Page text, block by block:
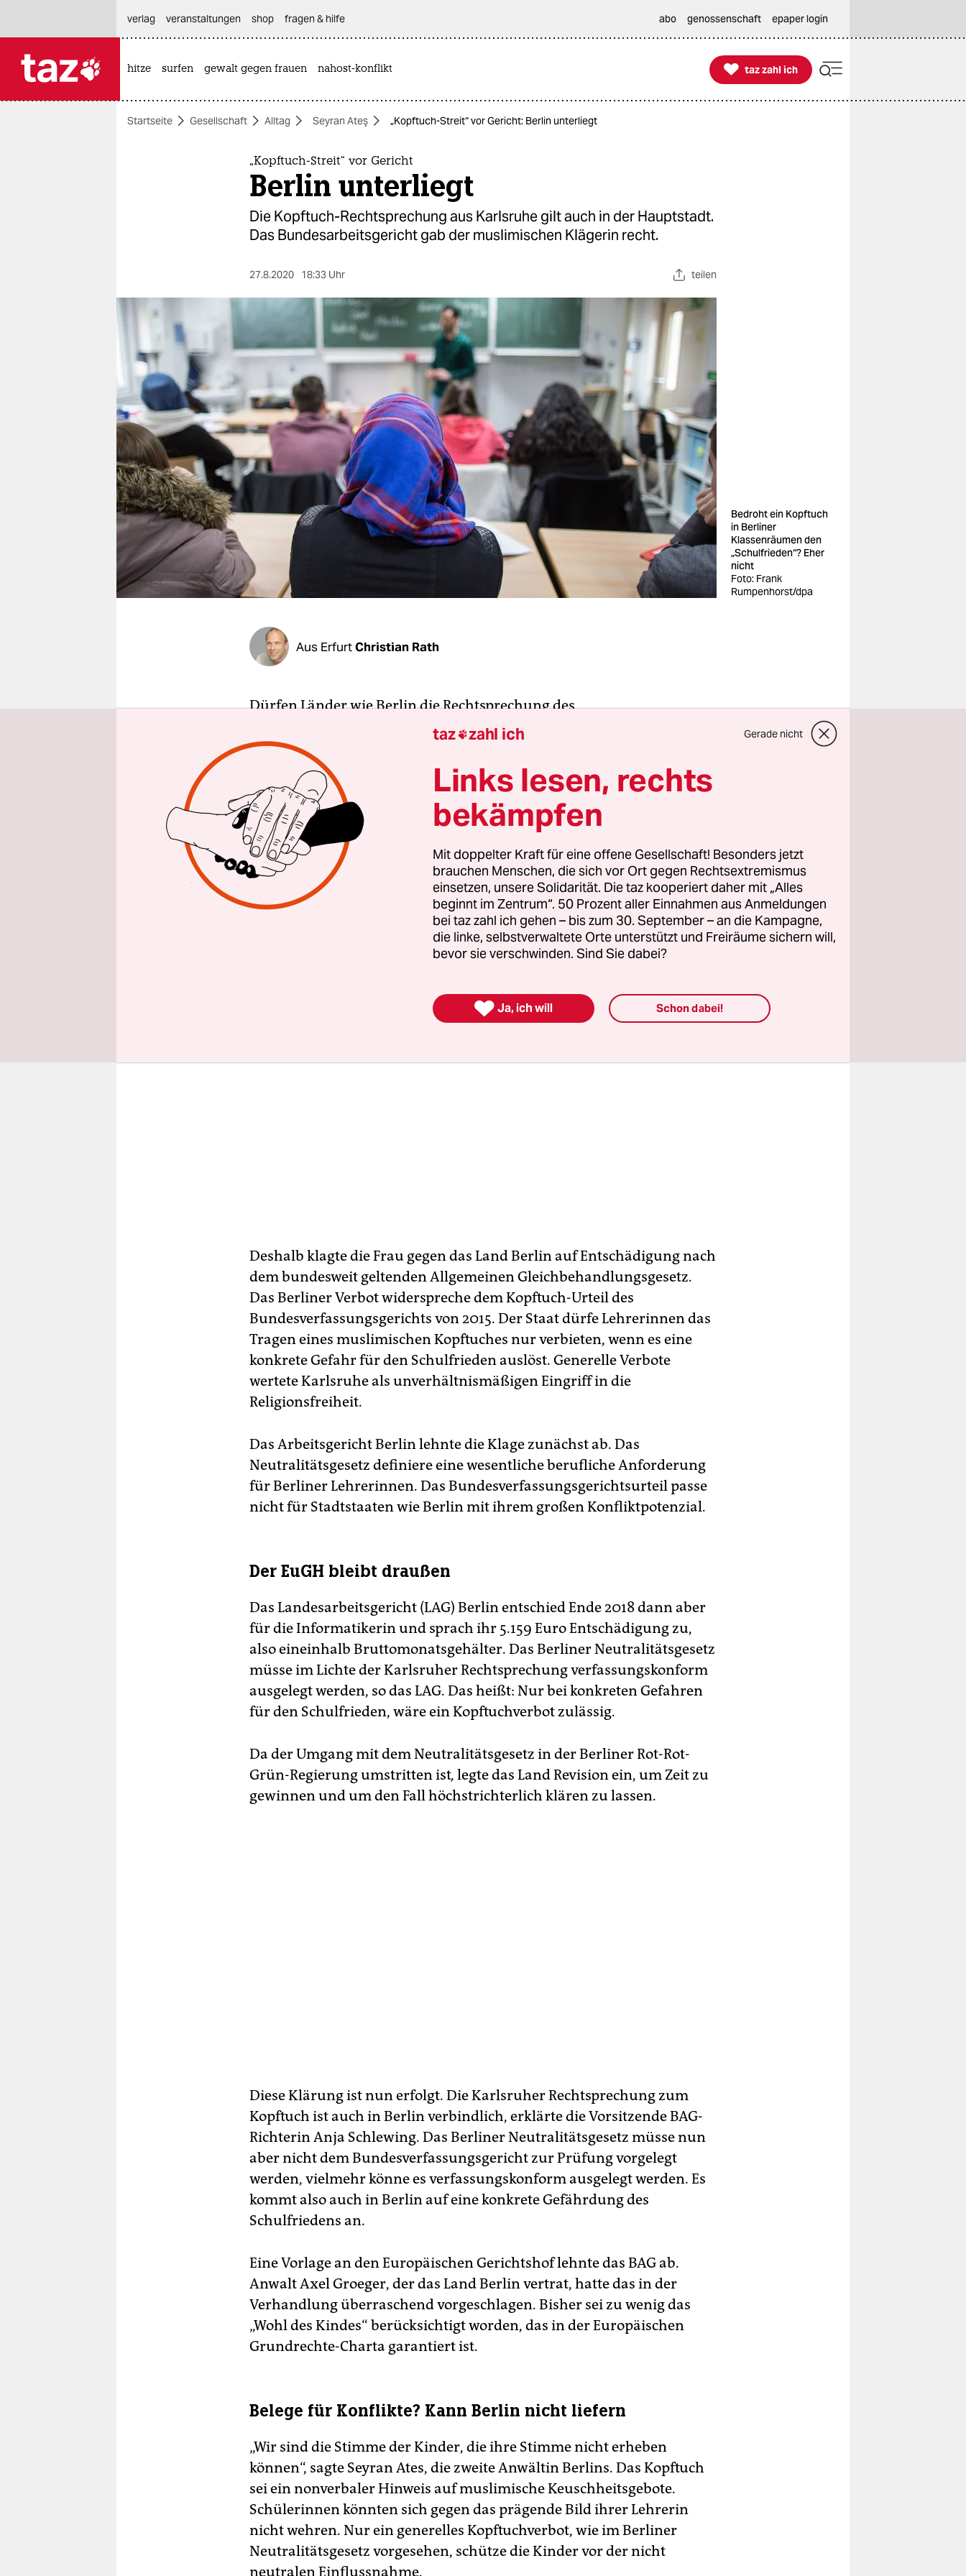
themen
berlin
nord
wahrheit
verlag
verlag
veranstaltungen
shop
fragen & hilfe
unterstützen
abo
verlag
veranstaltungen shop fragen & hilfe abo genossenschaft epaper login
hitze surfen gewalt gegen frauen nahost-konflikt 
taz zahl ich
taz zahl ich
Startseite Gesellschaft Alltag Seyran Ateş „Kopftuch-Streit“ vor Gericht: Berlin unterliegt
„Kopftuch-Streit“ vor Gericht
Berlin unterliegt
Die Kopftuch-Rechtsprechung aus Karlsruhe gilt auch in der Hauptstadt.
Das Bundesarbeitsgericht gab der muslimischen Klägerin recht.
27.8.2020 18:33 Uhr teilen
Bedroht ein Kopftuch
in Berliner
Klassenräumen den
„Schulfrieden“? Eher
nicht
Foto: Frank
Rumpenhorst/dpa
Aus ErfurtChristian Rath
Dürfen Länder wie Berlin die Rechtsprechung des
Bundesverfassungsgerichts zum Kopftuch ignorieren? Nein, entschied
jetzt das Bundesarbeitsgericht in Erfurt. Der Berliner Senat muss jetzt
seinen Widerstand aufgeben.
Im konkreten Fall hatte sich eine muslimische Informatikerin 2017 in
Berlin für eine Stelle als Lehrerin beworben. Zum
Vorstellungsgespräch erschien sie mit Kopftuch. Im Hinausgehen wies
ein Behördenvertreter auf dasBerliner Neutralitätsgesetz hin, das das
Tragen religiöser Symbole und Kleidungstücke im Schuldienst
verbiete. Sie müsse das Kopftuch im Unterricht dann ablegen, so der
Beamte. Die Informatikerin sagte, dazu sei sie nicht bereit und wurde
Deshalb klagte die Frau gegen das Land Berlin auf Entschädigung nach
dem bundesweit geltenden Allgemeinen Gleichbehandlungsgesetz.
Das Berliner Verbot widerspreche dem Kopftuch-Urteil des
Bundesverfassungsgerichts von 2015. Der Staat dürfe Lehrerinnen das
Tragen eines muslimischen Kopftuches nur verbieten, wenn es eine
konkrete Gefahr für den Schulfrieden auslöst. Generelle Verbote
wertete Karlsruhe als unverhältnismäßigen Eingriff in die
Religionsfreiheit.
Das Arbeitsgericht Berlin lehnte die Klage zunächst ab. Das
Neutralitätsgesetz definiere eine wesentliche berufliche Anforderung
für Berliner Lehrerinnen. Das Bundesverfassungsgerichtsurteil passe
nicht für Stadtstaaten wie Berlin mit ihrem großen Konfliktpotenzial.
Der EuGH bleibt draußen
Das Landesarbeitsgericht (LAG) Berlin entschied Ende 2018 dann aber
für die Informatikerin und sprach ihr 5.159 Euro Entschädigung zu,
also eineinhalb Bruttomonatsgehälter. Das Berliner Neutralitätsgesetz
müsse im Lichte der Karlsruher Rechtsprechung verfassungskonform
ausgelegt werden, so das LAG. Das heißt: Nur bei konkreten Gefahren
für den Schulfrieden, wäre ein Kopftuchverbot zulässig.
Da der Umgang mit dem Neutralitätsgesetz in der Berliner Rot-Rot-
Grün-Regierung umstritten ist, legte das Land Revision ein, um Zeit zu
gewinnen und um den Fall höchstrichterlich klären zu lassen.
Diese Klärung ist nun erfolgt. Die Karlsruher Rechtsprechung zum
Kopftuch ist auch in Berlin verbindlich, erklärte die Vorsitzende BAG-
Richterin Anja Schlewing. Das Berliner Neutralitätsgesetz müsse nun
aber nicht dem Bundesverfassungsgericht zur Prüfung vorgelegt
werden, vielmehr könne es verfassungskonform ausgelegt werden. Es
kommt also auch in Berlin auf eine konkrete Gefährdung des
Schulfriedens an.
Eine Vorlage an den Europäischen Gerichtshof lehnte das BAG ab.
Anwalt Axel Groeger, der das Land Berlin vertrat, hatte das in der
Verhandlung überraschend vorgeschlagen. Bisher sei zu wenig das
„Wohl des Kindes“ berücksichtigt worden, das in der Europäischen
Grundrechte-Charta garantiert ist.
Belege für Konflikte? Kann Berlin nicht liefern
„Wir sind die Stimme der Kinder, die ihre Stimme nicht erheben
können“, sagte Seyran Ates, die zweite Anwältin Berlins. Das Kopftuch
sei ein nonverbaler Hinweis auf muslimische Keuschheitsgebote.
Schülerinnen könnten sich gegen das prägende Bild ihrer Lehrerin
nicht wehren. Nur ein generelles Kopftuchverbot, wie im Berliner
Neutralitätsgesetz vorgesehen, schütze die Kinder vor der nicht
neutralen Einflussnahme.
taz zahl ich Gerade nicht
Links lesen, rechts
bekämpfen
Mit doppelter Kraft für eine offene Gesellschaft! Besonders jetzt
brauchen Menschen, die sich vor Ort gegen Rechtsextremismus
einsetzen, unsere Solidarität. Die taz kooperiert daher mit „Alles
beginnt im Zentrum“. 50 Prozent aller Einnahmen aus Anmeldungen
bei taz zahl ich gehen – bis zum 30. September – an die Kampagne,
die linke, selbstverwaltete Orte unterstützt und Freiräume sichern will,
bevor sie verschwinden. Sind Sie dabei?
 Ja, ich will Schon dabei!